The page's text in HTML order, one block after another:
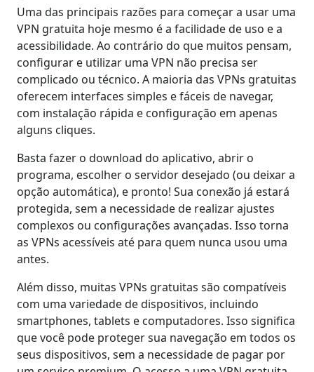
Uma das principais razões para começar a usar uma
VPN gratuita hoje mesmo é a facilidade de uso e a
acessibilidade. Ao contrário do que muitos pensam,
configurar e utilizar uma VPN não precisa ser
complicado ou técnico. A maioria das VPNs gratuitas
oferecem interfaces simples e fáceis de navegar,
com instalação rápida e configuração em apenas
alguns cliques.
Basta fazer o download do aplicativo, abrir o
programa, escolher o servidor desejado (ou deixar a
opção automática), e pronto! Sua conexão já estará
protegida, sem a necessidade de realizar ajustes
complexos ou configurações avançadas. Isso torna
as VPNs acessíveis até para quem nunca usou uma
antes.
Além disso, muitas VPNs gratuitas são compatíveis
com uma variedade de dispositivos, incluindo
smartphones, tablets e computadores. Isso significa
que você pode proteger sua navegação em todos os
seus dispositivos, sem a necessidade de pagar por